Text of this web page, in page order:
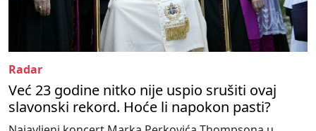
Radar
Već 23 godine nitko nije uspio srušiti ovaj
slavonski rekord. Hoće li napokon pasti?